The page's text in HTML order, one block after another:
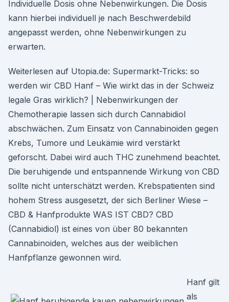
Individuelle Dosis ohne Nebenwirkungen. Die Dosis
kann hierbei individuell je nach Beschwerdebild
angepasst werden, ohne Nebenwirkungen zu
erwarten.
Weiterlesen auf Utopia.de: Supermarkt-Tricks: so
werden wir CBD Hanf – Wie wirkt das in der Schweiz
legale Gras wirklich? | Nebenwirkungen der
Chemotherapie lassen sich durch Cannabidiol
abschwächen. Zum Einsatz von Cannabinoiden gegen
Krebs, Tumore und Leukämie wird verstärkt
geforscht. Dabei wird auch THC zunehmend beachtet.
Die beruhigende und entspannende Wirkung von CBD
sollte nicht unterschätzt werden. Krebspatienten sind
hohem Stress ausgesetzt, der sich Berliner Wiese –
CBD & Hanfprodukte WAS IST CBD? CBD
(Cannabidiol) ist eines von über 80 bekannten
Cannabinoiden, welches aus der weiblichen
Hanfpflanze gewonnen wird.
Hanf gilt
als